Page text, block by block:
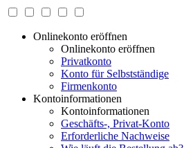
Onlinekonto eröffnen
Onlinekonto eröffnen
Privatkonto
Konto für Selbstständige
Firmenkonto
Kontoinformationen
Kontoinformationen
Geschäfts-, Privat-Konto
Erforderliche Nachweise